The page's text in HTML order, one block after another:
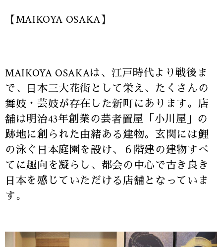
【MAIKOYA OSAKA】
MAIKOYA OSAKAは、江戸時代より戦後ま
で、日本三大花街として栄え、たくさんの
舞妓・芸妓が存在した新町にあります。店
舗は明治43年創業の芸者置屋「小川屋」の
跡地に創られた由緒ある建物。玄関には鯉
の泳ぐ日本庭園を設け、６階建の建物すべ
てに趣向を凝らし、都会の中心で古き良き
日本を感じていただける店舗となっていま
す。